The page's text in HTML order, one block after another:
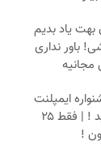
بهت یاد بدیم
باور نداری
ایمپلنت
تهران سر بزنید ! | فقط ۲۵
!